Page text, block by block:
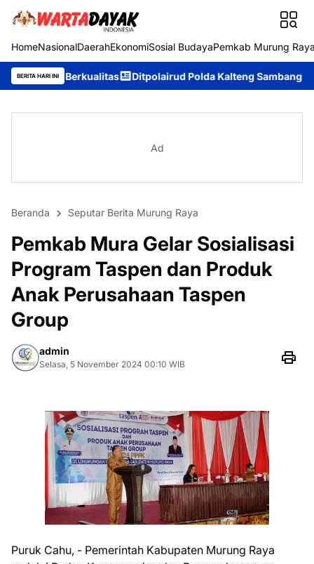
HomeNasionalDaerahEkonomiSosial BudayaPemkab Murung
BERITA HARI INIDitpolairud Polda Kalteng Sambangi Masyarakat,
Ad
Beranda Seputar Berita Murung Raya
Pemkab Mura Gelar Sosialisasi
Program Taspen dan Produk
Anak Perusahaan Taspen
Group
admin
Selasa, 5 November 2024 00:10 WIB
Puruk Cahu, - Pemerintah Kabupaten Murung Raya